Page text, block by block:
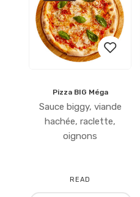
Ajouter
à la
Pizza BIG Méga
Sauce biggy, viande
hachée, raclette,
oignons
READ